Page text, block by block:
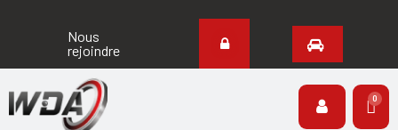
Nous
rejoindre